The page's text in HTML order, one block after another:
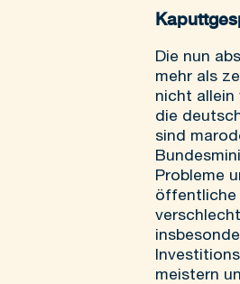
Die nun
mehr als
nicht allein
die
sind
Probleme
öffentliche
meistern